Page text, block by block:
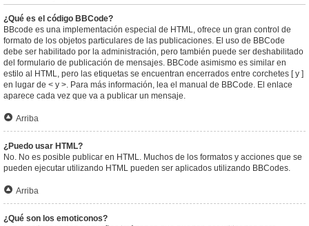
¿Qué es el código BBCode?
BBcode es una implementación especial de HTML, ofrece un gran control de
formato de los objetos particulares de las publicaciones. El uso de BBCode
debe ser habilitado por la administración, pero también puede ser deshabilitado
del formulario de publicación de mensajes. BBCode asimismo es similar en
estilo al HTML, pero las etiquetas se encuentran encerrados entre corchetes [ y ]
en lugar de < y >. Para más información, lea el manual de BBCode. El enlace
aparece cada vez que va a publicar un mensaje.
Arriba
¿Puedo usar HTML?
No. No es posible publicar en HTML. Muchos de los formatos y acciones que se
pueden ejecutar utilizando HTML pueden ser aplicados utilizando BBCodes.
Arriba
¿Qué son los emoticonos?